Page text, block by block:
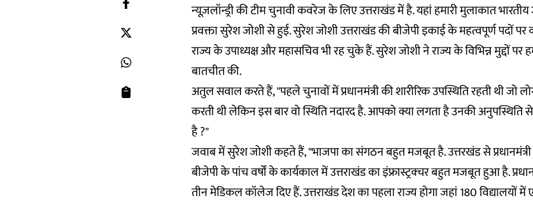
न्यूज़लॉन्ड्री की टीम चुनावी कवरेज के लिए उत्तराखंड में है. यहां हमारी मुलाकात भारतीय
प्रवक्ता सुरेश जोशी से हुई. सुरेश जोशी उत्तराखंड की बीजेपी इकाई के महत्वपूर्ण पदों
राज्य के उपाध्यक्ष और महासचिव भी रह चुके हैं. सुरेश जोशी ने राज्य के विभिन्न मुद्दों
बातचीत की.
अतुल सवाल करते हैं, "पहले चुनावों में प्रधानमंत्री की शारीरिक उपस्थिति रहती थी जो
करती थी लेकिन इस बार वो स्थिति नदारद है. आपको क्या लगता है उनकी
है ?"
जवाब में सुरेश जोशी कहते हैं, "भाजपा का संगठन बहुत मजबूत है. उत्तरखंड से
बीजेपी के पांच वर्षों के कार्यकाल में उत्तराखंड का इंफ्रास्ट्रक्चर बहुत मजबूत हुआ है.
तीन मेडिकल कॉलेज दिए हैं. उत्तराखंड देश का पहला राज्य होगा जहां 180 विद्यालयों